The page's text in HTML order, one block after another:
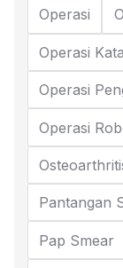
Operasi
Operasi
Operasi
Operasi
Pantangan
Pap Smear